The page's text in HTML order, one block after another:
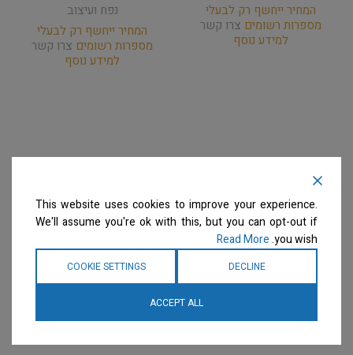
המחיר ייחשף רק לבעלי
מספרות רשומים צרו קשר
למידע נוסף
נפח ועיצוב
המחיר ייחשף רק לבעלי
מספרות רשומים צרו קשר
למידע נוסף
This website uses cookies to improve your experience.
We'll assume you're ok with this, but you can opt-out if
you wish.
Read More
DECLINE
COOKIE SETTINGS
ACCEPT ALL